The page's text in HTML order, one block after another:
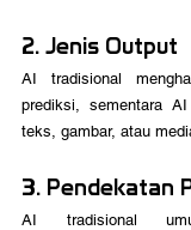
2. Jenis Output
AI tradisional
prediksi, sementara
teks, gambar, atau
3. Pendekatan
AI tradisional